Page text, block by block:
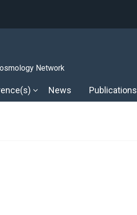
Network
News Publications